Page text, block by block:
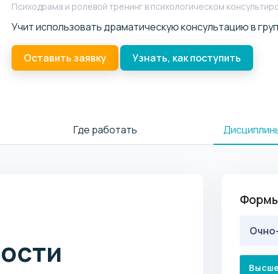
Психодрама и ролевой тренинг в психологическом
Учит использовать драматическую консультацию в
Оставить заявку Узнать, как поступить
Где работать